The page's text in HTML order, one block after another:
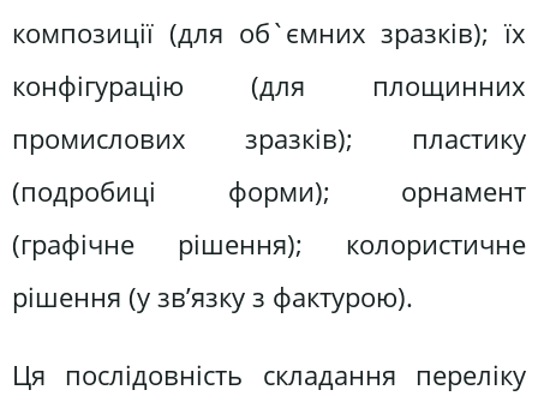
композиції (для об`ємних зразків); їх
конфігурацію (для площинних
промислових зразків); пластику
(подробиці форми); орнамент
(графічне рішення); колористичне
рішення (у зв’язку з фактурою).
Ця послідовність складання переліку